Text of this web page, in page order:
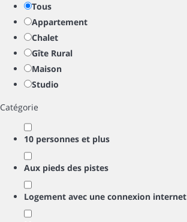
Tous
Appartement
Chalet
Gîte Rural
Maison
Studio
Catégorie
10 personnes et plus
Aux pieds des pistes
Logement avec une connexion internet